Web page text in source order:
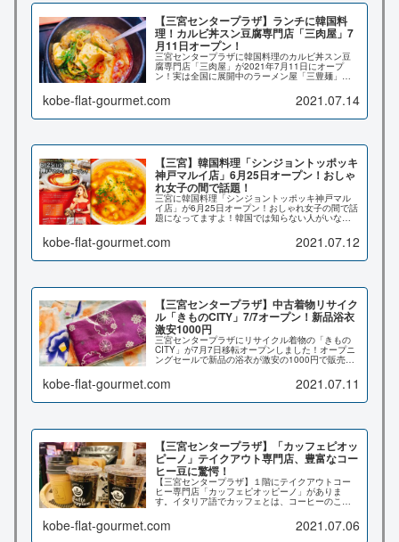
【三宮センタープラザ】ランチに韓国料
理！カルビ丼スン豆腐専門店「三肉屋」7
月11日オープン！
三宮センタープラザに韓国料理のカルビ丼スン豆
腐専門店「三肉屋」が2021年7月11日にオープ
ン！実は全国に展開中のラーメン屋「三豊麺」の
新業態のお店みたい。海鮮の出汁がヤバイです
よ！早速ランチにスンドゥブを食べてきたので詳
しくお伝えいたします♪
kobe-flat-gourmet.com 2021.07.14
【三宮】韓国料理「シンジョントッポッキ
神戸マルイ店」6月25日オープン！おしゃ
れ女子の間で話題！
三宮に韓国料理「シンジョントッポッキ神戸マル
イ店」が6月25日オープン！おしゃれ女子の間で話
題になってますよ！韓国では知らない人がいない
程、有名なチェーン店だそうです。そんな韓国で
人気NO1トッポッキ専門店が、関西初上陸！早速
実際に食べてみたので詳しくレポートさせて頂き
kobe-flat-gourmet.com 2021.07.12
【三宮センタープラザ】中古着物リサイク
ル「きものCITY」7/7オープン！新品浴衣
激安1000円
三宮センタープラザにリサイクル着物の「きもの
CITY」が7月7日移転オープンしました！オープニ
ングセールで新品の浴衣が激安の1000円で販売さ
れてますよ！こちらの記事では店内の様子や実際
に買ってみた浴衣をご紹介させて頂きます♪
kobe-flat-gourmet.com 2021.07.11
【三宮センタープラザ】「カッフェピオッ
ピーノ」テイクアウト専門店、豊富なコー
ヒー豆に驚愕！
【三宮センタープラザ】１階にテイクアウトコー
ヒー専門店「カッフェピオッピーノ」がありま
す。イタリア語でカッフェとは、コーヒーのこと
に、コーヒー豆の種類の多さに驚かされました！
kobe-flat-gourmet.com 2021.07.06